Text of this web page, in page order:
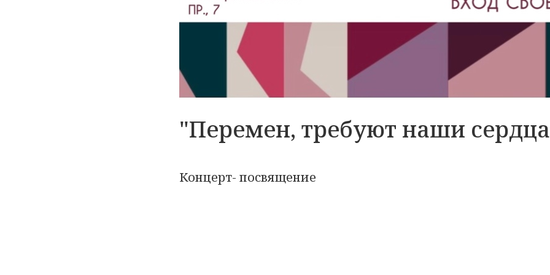
"Перемен, требуют наши
Концерт- посвящение